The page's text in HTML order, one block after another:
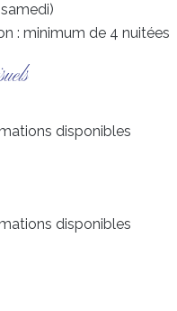
: minimum de 4 nuitées
disponibles
disponibles